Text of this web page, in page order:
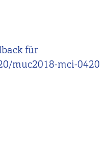
für
muc2018-mci-0420